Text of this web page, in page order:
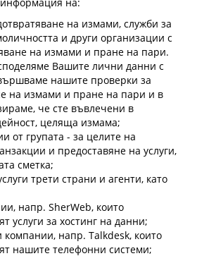
на измами, служби за
и други организации с
на измами и пране на пари.
Вашите лични данни с
нашите проверки за
на измами и пране на пари и в
че сте въвлечени в
целяща измама;
от групата - за целите на
и предоставяне на услуги,
сметка;
трети страни и агенти, като
напр. SherWeb, които
услуги за хостинг на данни;
компании, напр. Talkdesk, които
нашите телефонни системи;